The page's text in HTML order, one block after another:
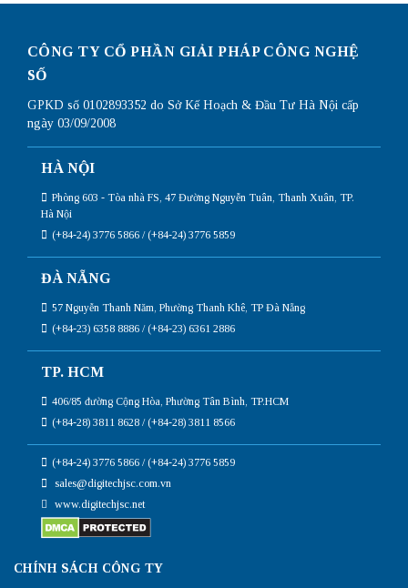
CÔNG TY CỔ PHẦN GIẢI PHÁP CÔNG NGHỆ
SỐ
GPKD số 0102893352 do Sở Kế Hoạch & Đầu Tư Hà Nội cấp
ngày 03/09/2008
HÀ NỘI
Phòng 603 - Tòa nhà FS, 47 Đường Nguyễn Tuân, Thanh Xuân, TP.
Hà Nội
(+84-24) 3776 5866 / (+84-24) 3776 5859
ĐÀ NẴNG
57 Nguyễn Thanh Năm, Phường Thanh Khê, TP Đà Nẵng
(+84-23) 6358 8886 / (+84-23) 6361 2886
TP. HCM
406/85 đường Cộng Hòa, Phường Tân Bình, TP.HCM
(+84-28) 3811 8628 / (+84-28) 3811 8566
(+84-24) 3776 5866 / (+84-24) 3776 5859
sales@digitechjsc.com.vn
www.digitechjsc.net
CHÍNH SÁCH CÔNG TY